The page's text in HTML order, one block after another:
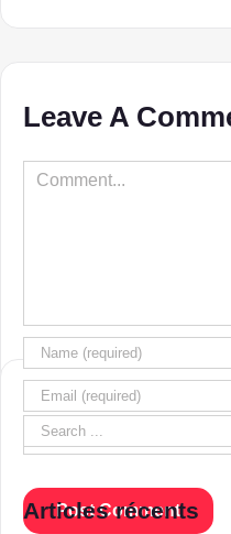
Leave A
Comment
Articles récents